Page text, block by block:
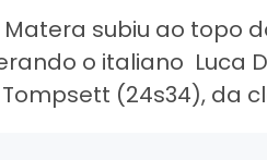
Matera subiu ao topo
o italiano Luca
(24s34), da